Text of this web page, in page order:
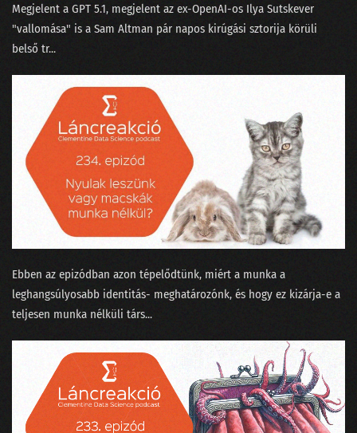
Megjelent a GPT 5.1⁠, megjelent az ex-OpenAI-os ⁠Ilya Sutskever
"vallomása"⁠ is a Sam Altman pár napos kirúgási sztorija körüli
belső tr...
Ebben az epizódban azon tépelődtünk, miért a munka a
leghangsúlyosabb identitás- meghatározónk, és hogy ez kizárja-e a
teljesen munka nélküli társ...